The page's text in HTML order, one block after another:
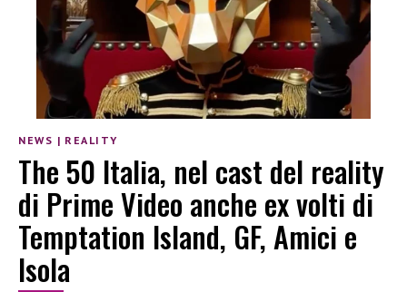
NEWS | REALITY
The 50 Italia, nel cast del reality
di Prime Video anche ex volti di
Temptation Island, GF, Amici e
Isola